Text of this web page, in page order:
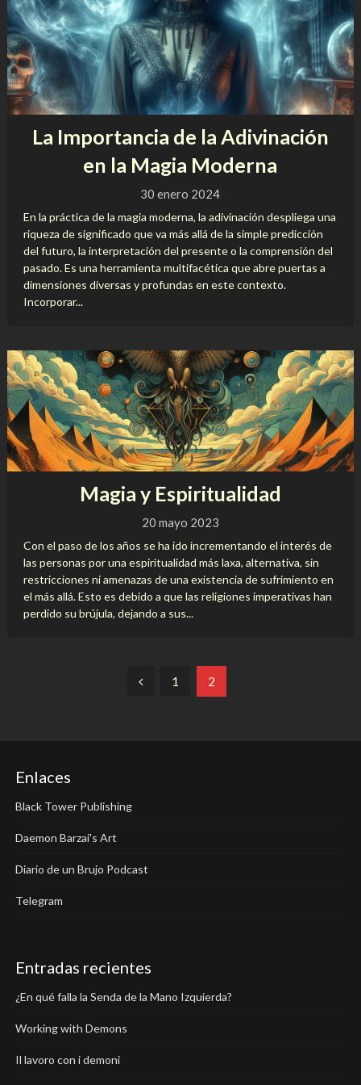
La Importancia de la Adivinación
en la Magia Moderna
30 enero 2024
En la práctica de la magia moderna, la adivinación despliega una
riqueza de significado que va más allá de la simple predicción
del futuro, la interpretación del presente o la comprensión del
pasado. Es una herramienta multifacética que abre puertas a
dimensiones diversas y profundas en este contexto.
Incorporar...
Magia y Espiritualidad
20 mayo 2023
Con el paso de los años se ha ido incrementando el interés de
las personas por una espiritualidad más laxa, alternativa, sin
restricciones ni amenazas de una existencia de sufrimiento en
el más allá. Esto es debido a que las religiones imperativas han
perdido su brújula, dejando a sus...
1 2
Enlaces
Black Tower Publishing
Daemon Barzai's Art
Diario de un Brujo Podcast
Telegram
Entradas recientes
¿En qué falla la Senda de la Mano Izquierda?
Working with Demons
Il lavoro con i demoni